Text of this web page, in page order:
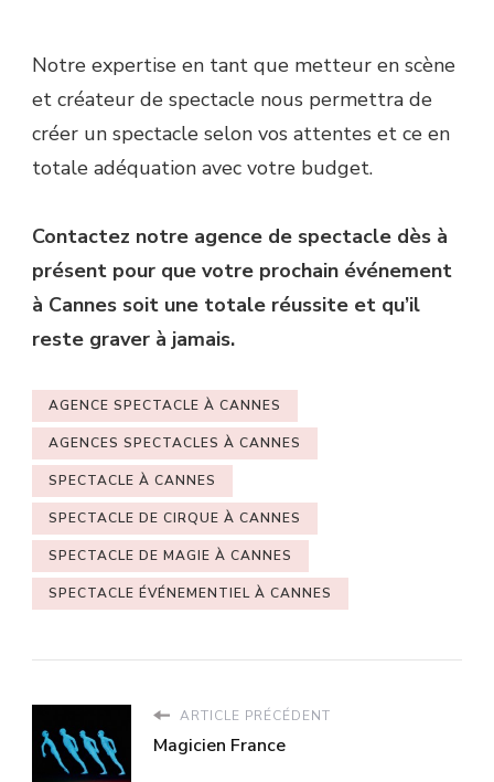
Notre expertise en tant que metteur en scène
et créateur de spectacle nous permettra de
créer un spectacle selon vos attentes et ce en
totale adéquation avec votre budget.
Contactez notre agence de spectacle dès à
présent pour que votre prochain événement
à Cannes soit une totale réussite et qu’il
reste graver à jamais.
AGENCE SPECTACLE À CANNES
AGENCES SPECTACLES À CANNES
SPECTACLE À CANNES
SPECTACLE DE CIRQUE À CANNES
SPECTACLE DE MAGIE À CANNES
SPECTACLE ÉVÉNEMENTIEL À CANNES
ARTICLE PRÉCÉDENT
Magicien France